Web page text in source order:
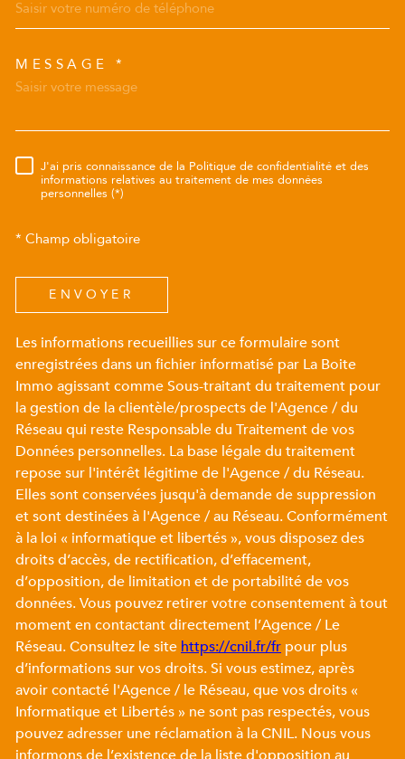
MESSAGE *
RÈGLEMENTATION
J'ai pris connaissance de la Politique de confidentialité et des
informations relatives au traitement de mes données
personnelles (*)
* Champ obligatoire
ENVOYER
Les informations recueillies sur ce formulaire sont
enregistrées dans un fichier informatisé par La Boite
Immo agissant comme Sous-traitant du traitement pour
la gestion de la clientèle/prospects de l'Agence / du
Réseau qui reste Responsable du Traitement de vos
Données personnelles. La base légale du traitement
repose sur l'intérêt légitime de l'Agence / du Réseau.
Elles sont conservées jusqu'à demande de suppression
et sont destinées à l'Agence / au Réseau. Conformément
à la loi « informatique et libertés », vous disposez des
droits d’accès, de rectification, d’effacement,
d’opposition, de limitation et de portabilité de vos
données. Vous pouvez retirer votre consentement à tout
moment en contactant directement l’Agence / Le
Réseau. Consultez le site https://cnil.fr/fr pour plus
d’informations sur vos droits. Si vous estimez, après
avoir contacté l'Agence / le Réseau, que vos droits «
Informatique et Libertés » ne sont pas respectés, vous
pouvez adresser une réclamation à la CNIL. Nous vous